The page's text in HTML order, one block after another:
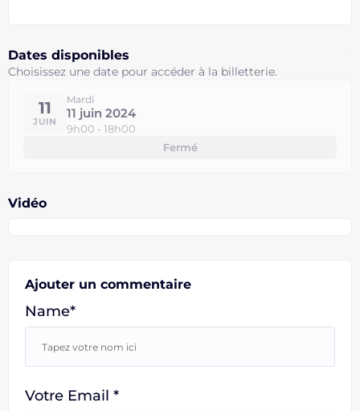
Dates disponibles
Choisissez une date pour accéder à la billetterie.
11
JUIN
Mardi
11 juin 2024
9h00 - 18h00
Fermé
Vidéo
Ajouter un commentaire
Name*
Votre Email *